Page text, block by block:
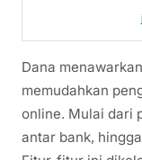
Dana
memudahkan
online. Mulai dari
antar bank,